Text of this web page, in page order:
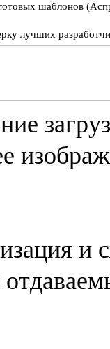
шаблонов
лучших
и